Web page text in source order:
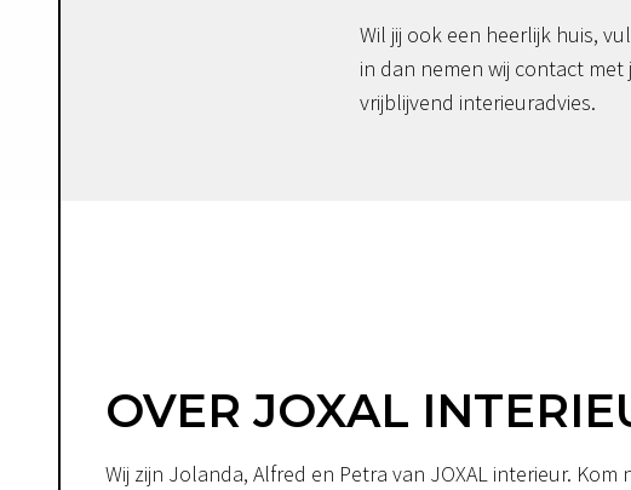
Wil jij ook een heerlijk huis,
in dan nemen wij contact met
vrijblijvend interieuradvies.
OVER JOXAL
Wij zijn Jolanda, Alfred en Petra van JOXAL interieur.